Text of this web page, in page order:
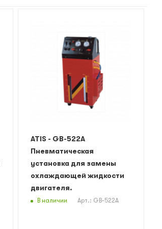
ATIS - GB-522A
Пневматическая
установка для замены
охлаждающей жидкости
двигателя.
В наличии Арт.: GB-522A